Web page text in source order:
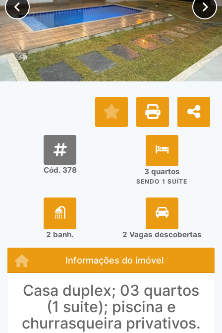
Cód. 378 3 quartos
SENDO 1 SUÍTE
2 banh. 2 Vagas descobertas
Informações do imóvel
Casa duplex; 03 quartos
(1 suite); piscina e
churrasqueira privativos.